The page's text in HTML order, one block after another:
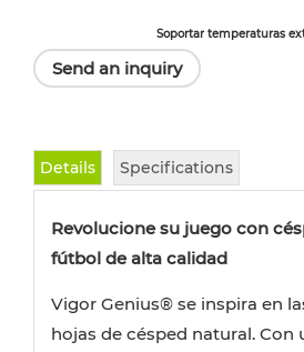
Soportar temperaturas
Send an inquiry
Details Specifications
Revolucione su juego con
fútbol de alta calidad
Vigor Genius® se inspira en
hojas de césped natural. Con